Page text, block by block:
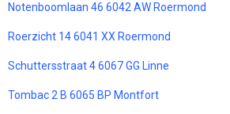
Notenboomlaan 46 6042 AW Roermond
Roerzicht 14 6041 XX Roermond
Schuttersstraat 4 6067 GG Linne
Tombac 2 B 6065 BP Montfort